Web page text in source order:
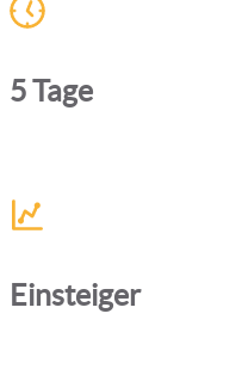
5 Tage
Einsteiger